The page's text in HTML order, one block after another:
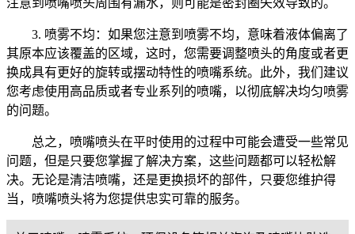
3. 喷雾不均：如果您注意到喷雾不均，意味着液体偏离了
其原本应该覆盖的区域，这时，您需要调整喷头的角度或者更
换成具有更好的旋转或摆动特性的喷嘴系统。此外，我们建议
您考虑使用高品质或者专业系列的喷嘴，以彻底解决均匀喷雾
的问题。
总之，喷嘴喷头在平时使用的过程中可能会遭受一些常见
问题，但是只要您掌握了解决方案，这些问题都可以轻松解
决。无论是清洁喷嘴，还是更换损坏的部件，只要您维护得
当，喷嘴喷头将为您提供忠实可靠的服务。